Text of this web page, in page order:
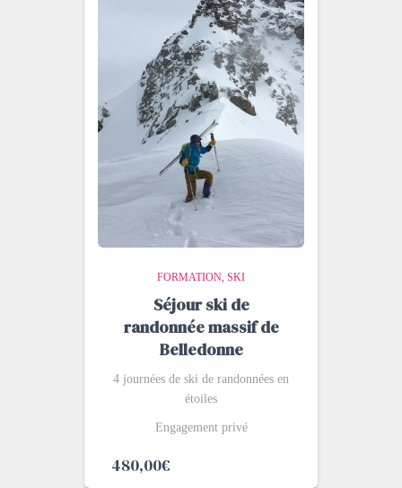
FORMATION SKI
Séjour ski de
randonnée massif de
Belledonne
4 journées de ski de randonnées en
étoiles
Engagement privé
480,00€